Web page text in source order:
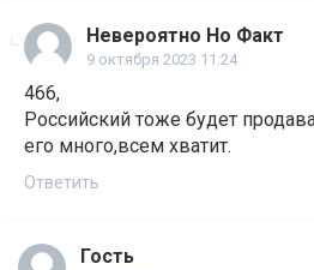
Невероятно Но Факт
9 октября 2023 11:24
466,
Российский тоже будет
его много,всем хватит.
Ответить
Гость